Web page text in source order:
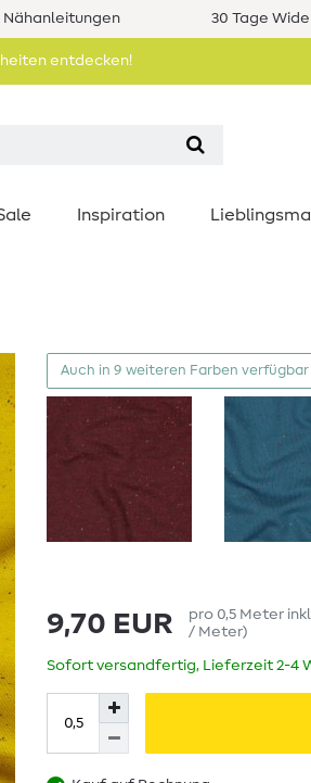
Nähanleitungen 30 Tage
entdecken!
Inspiration
Auch in 9 weiteren Farben verfügbar
9,70 EUR pro 0,5 Meter
/ Meter)
Sofort versandfertig, Lieferzeit 2-4